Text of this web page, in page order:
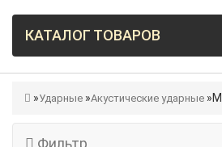
КАТАЛОГ ТОВАРОВ
Ударные Акустические ударные
Фильтр